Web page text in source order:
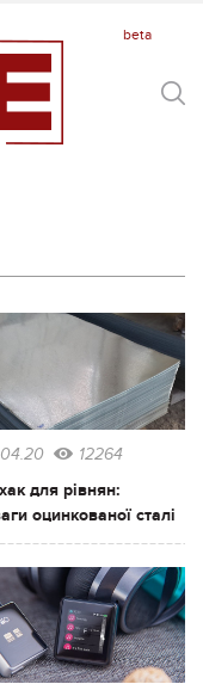
12264
для рівнян:
оцинкованої сталі